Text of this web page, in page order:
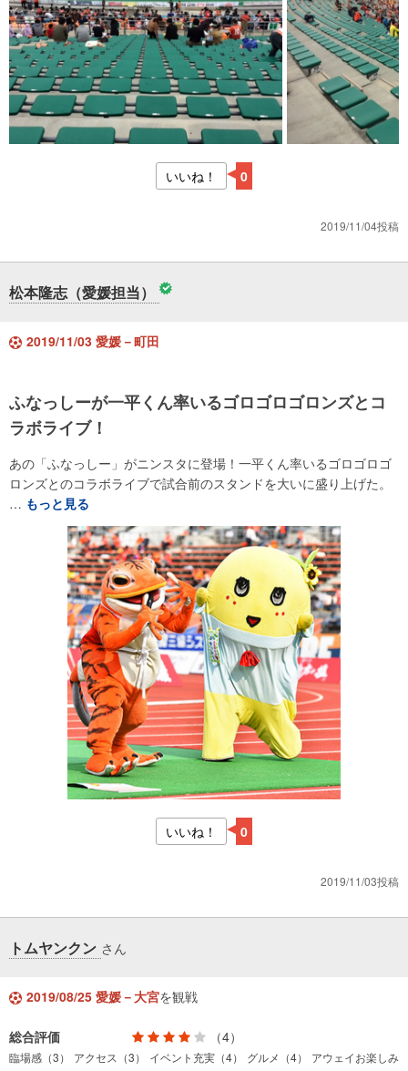
いいね！ 0
2019/11/04投稿
松本隆志（愛媛担当）
2019/11/03 愛媛－町田
ふなっしーが一平くん率いるゴロゴロゴロンズとコ
ラボライブ！
あの「ふなっしー」がニンスタに登場！一平くん率いるゴロゴロゴ
ロンズとのコラボライブで試合前のスタンドを大いに盛り上げた。
… もっと見る
いいね！ 0
2019/11/03投稿
トムヤンクン さん
2019/08/25 愛媛－大宮を観戦
総合評価 （4）
臨場感（3） アクセス（3） イベント充実（4） グルメ（4）
アウェイお楽しみ